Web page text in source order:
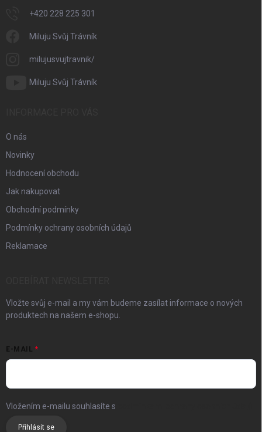
+420 228 225 301
Miluju Svůj Trávník
milujusvujtravnik/
Miluju Svůj Trávník
O nás
Novinky
Hodnocení obchodu
Jak nakupovat
Obchodní podmínky
Podmínky ochrany osobních údajů
Reklamace
Vložte svůj e-mail a my vám budeme zasílat informace o nových
produktech na našem e-shopu.
E-MAIL
Vložením e-mailu souhlasíte s
Přihlásit se